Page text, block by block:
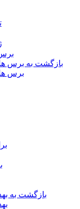
بازگشت به برس
برس
بازگشت به